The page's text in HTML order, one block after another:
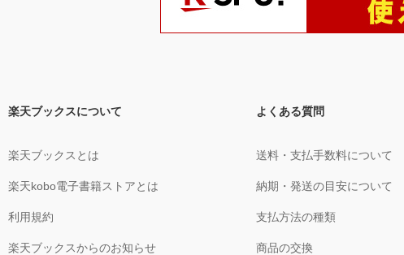
楽天ブックスについて
楽天ブックスとは
楽天kobo電子書籍ストアとは
利用規約
楽天ブックスからのお知らせ
よくある質問
送料・支払手数料について
納期・発送の目安について
支払方法の種類
商品の交換